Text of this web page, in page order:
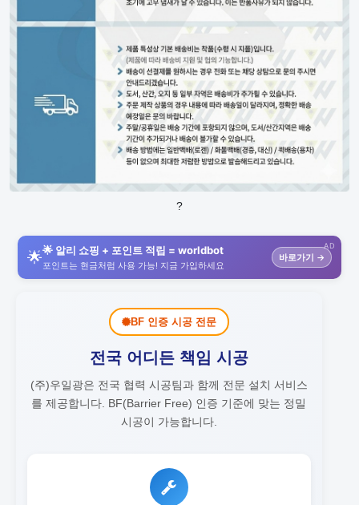
?
AD
🌟🌟 알리 쇼핑 + 포인트 적립 = worldbot
포인트는 현금처럼 사용 가능! 지금 가입하세요
바로가기 →
BF 인증 시공 전문
전국 어디든 책임 시공
(주)우일광은 전국 협력 시공팀과 함께 전문 설치 서비스
를 제공합니다.
BF(Barrier Free) 인증 기준에 맞는 정밀
시공이 가능합니다.